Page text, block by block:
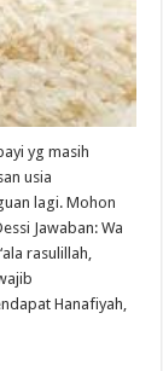
yg masih
usia
lagi. Mohon
Jawaban: Wa
rasulillah,
Hanafiyah,